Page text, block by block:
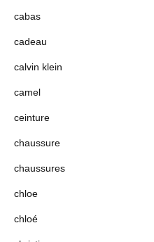
cabas
cadeau
calvin klein
camel
ceinture
chaussure
chaussures
chloe
chloé